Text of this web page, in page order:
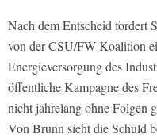
Nach dem Entscheid fordert
von der CSU/FW-Koalition
Energieversorgung des
öffentliche Kampagne des
nicht jahrelang ohne Folgen
Von Brunn sieht die Schuld